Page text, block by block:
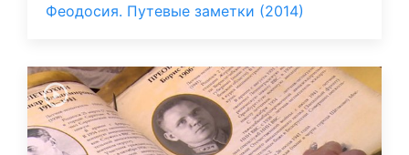
Феодосия. Путевые заметки (2014)